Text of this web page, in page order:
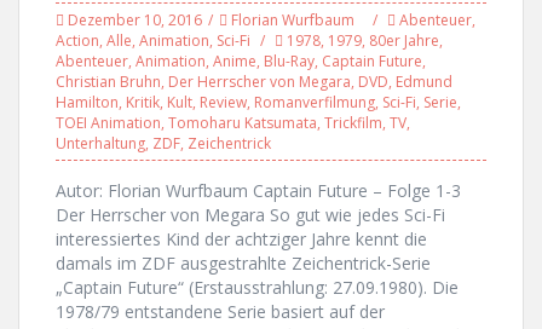
Dezember 10, 2016 Florian Wurfbaum Abenteuer,
Action, Alle, Animation, Sci-Fi 1978, 1979, 80er Jahre,
Abenteuer, Animation, Anime, Blu-Ray, Captain Future,
Christian Bruhn, Der Herrscher von Megara, DVD, Edmund
Hamilton, Kritik, Kult, Review, Romanverfilmung, Sci-Fi, Serie,
TOEI Animation, Tomoharu Katsumata, Trickfilm, TV,
Unterhaltung, ZDF, Zeichentrick
Autor: Florian Wurfbaum Captain Future – Folge 1-3
Der Herrscher von Megara So gut wie jedes Sci-Fi
interessiertes Kind der achtziger Jahre kennt die
damals im ZDF ausgestrahlte Zeichentrick-Serie
„Captain Future“ (Erstausstrahlung: 27.09.1980). Die
1978/79 entstandene Serie basiert auf der